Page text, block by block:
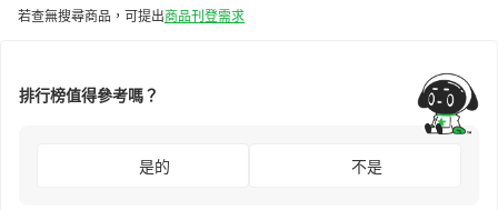
若查無搜尋商品，可提出商品刊登需求
排行榜值得參考嗎？
是的 不是